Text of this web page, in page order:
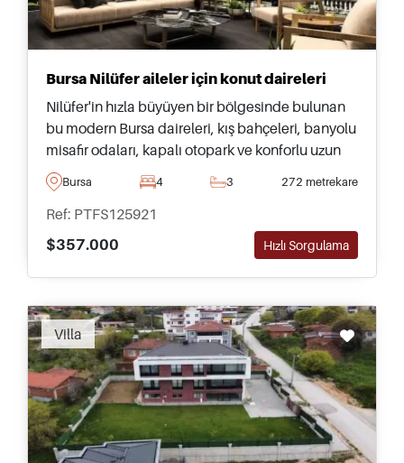
Bursa Nilüfer aileler için konut daireleri
Nilüfer'in hızla büyüyen bir bölgesinde bulunan
bu modern Bursa daireleri, kış bahçeleri, banyolu
misafir odaları, kapalı otopark ve konforlu uzun
süreli yaşam için tasarlanmış yerinde olanaklar
sunmaktadır.
Bursa 4 3 272 metrekare
Ref: PTFS125921
$357.000
Hızlı Sorgulama
Villa